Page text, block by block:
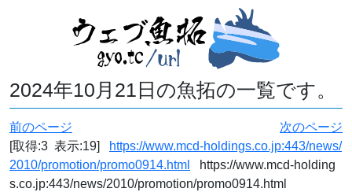
2024年10月21日の魚拓の一覧です。
前のページ
次のページ
[取得:3 表示:19]
https://www.mcd-holdings.co.jp:443/news/
2010/promotion/promo0914.html
https://www.mcd-holding
s.co.jp:443/news/2010/promotion/promo0914.html